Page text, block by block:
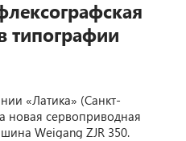
типографии
«Латика» (Санкт-
новая сервоприводная
Weigang ZJR 350.